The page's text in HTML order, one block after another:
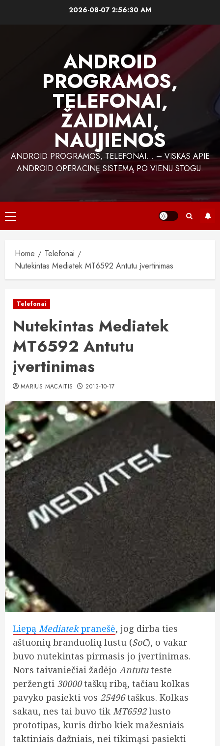
2026-08-072:56:31 AM
ANDROID
PROGRAMOS,
TELEFONAI,
ŽAIDIMAI,
NAUJIENOS
ANDROID PROGRAMOS, TELEFONAI… – VISKAS APIE
ANDROID OPERACINĘ SISTEMĄ PO VIENU STOGU.
Primary
Menu
Home
Telefonai
Nutekintas Mediatek MT6592 Antutu įvertinimas
Telefonai
Nutekintas Mediatek
MT6592 Antutu
įvertinimas
MARIUS MACAITIS 2013-10-17
Liepą Mediatekpranešė, jog dirba ties
aštuonių branduolių lustu (SoC), o vakar
buvo nutekintas pirmasis jo įvertinimas.
Nors taivaniečiai žadėjo Antututeste
peržengti 30000taškų ribą, tačiau kolkas
pavyko pasiekti vos 25496taškus. Kolkas
sakau, nes tai buvo tik MT6592lusto
prototipas, kuris dirbo kiek mažesniais
taktiniais dažniais, nei tikimąsi pasiekti